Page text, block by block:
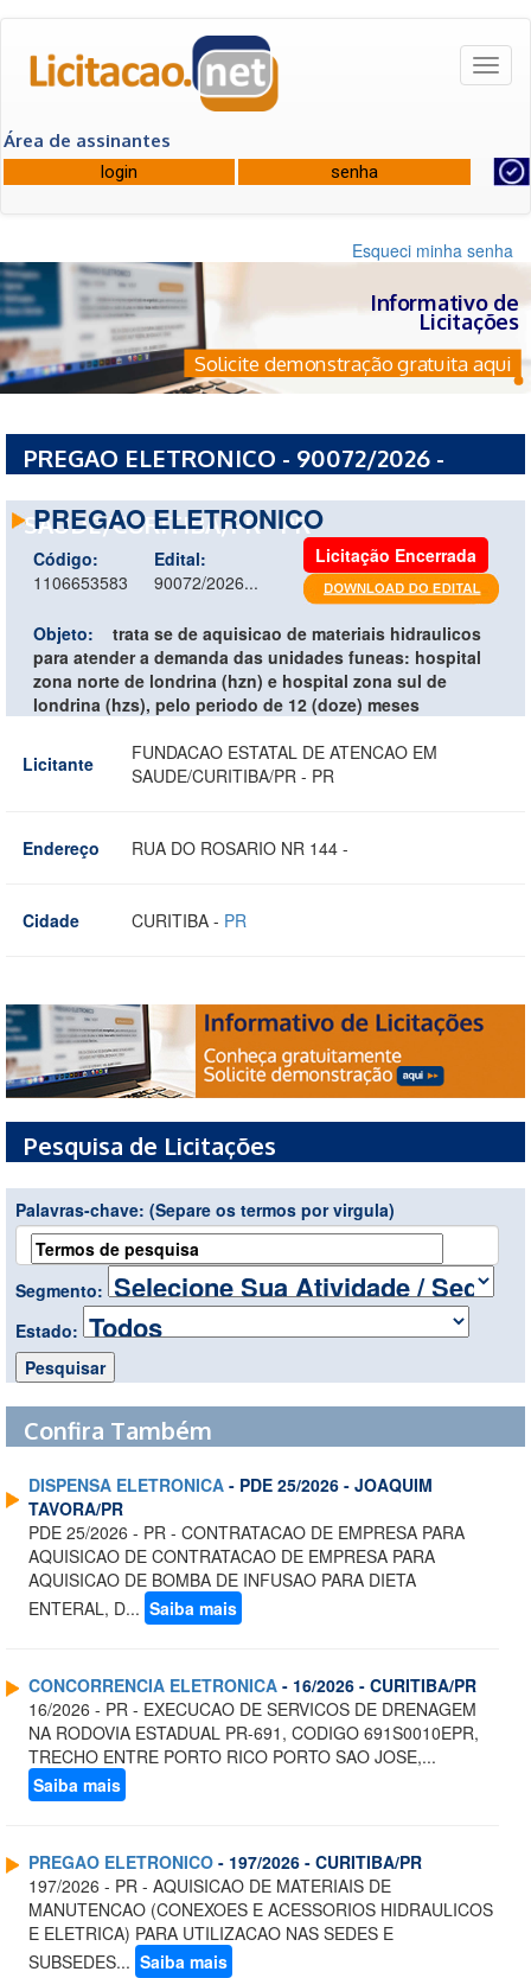
Área de assinantes
Esqueci minha senha
Informativo de
Licitações
Solicite demonstração gratuita aqui
PREGAO ELETRONICO - 90072/2026 -
SAUDE/CURITIBA/PR - PR
PREGAO ELETRONICO
Código:
1106653583
Edital:
90072/2026...
Licitação Encerrada
Objeto:
trata se de aquisicao de materiais hidraulicos
para atender a demanda das unidades funeas: hospital
zona norte de londrina (hzn) e hospital zona sul de
londrina (hzs), pelo periodo de 12 (doze) meses
Licitante
FUNDACAO ESTATAL DE ATENCAO EM
SAUDE/CURITIBA/PR - PR
Endereço RUA DO ROSARIO NR 144 -
Cidade CURITIBA - PR
Pesquisa de Licitações
Palavras-chave: (Separe os termos por virgula)
Segmento:
Estado:
Confira Também
DISPENSA ELETRONICA - PDE 25/2026 - JOAQUIM
TAVORA/PR
PDE 25/2026 - PR - CONTRATACAO DE EMPRESA PARA
AQUISICAO DE CONTRATACAO DE EMPRESA PARA
AQUISICAO DE BOMBA DE INFUSAO PARA DIETA
ENTERAL, D... Saiba mais
CONCORRENCIA ELETRONICA - 16/2026 - CURITIBA/PR
16/2026 - PR - EXECUCAO DE SERVICOS DE DRENAGEM
NA RODOVIA ESTADUAL PR-691, CODIGO 691S0010EPR,
TRECHO ENTRE PORTO RICO PORTO SAO JOSE,...
Saiba mais
PREGAO ELETRONICO - 197/2026 - CURITIBA/PR
197/2026 - PR - AQUISICAO DE MATERIAIS DE
MANUTENCAO (CONEXOES E ACESSORIOS HIDRAULICOS
E ELETRICA) PARA UTILIZACAO NAS SEDES E
SUBSEDES... Saiba mais